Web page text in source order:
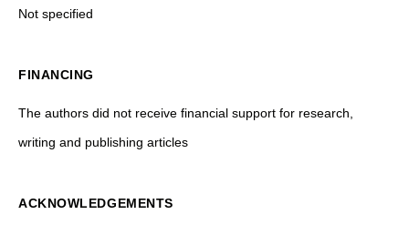
Not specified
FINANCING
The authors did not receive financial support for research,
writing and publishing articles
ACKNOWLEDGEMENTS